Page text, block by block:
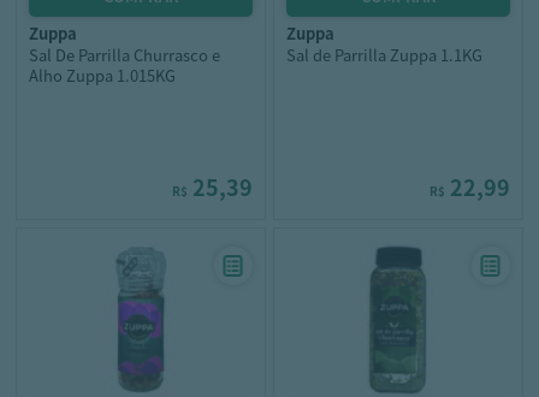
zuppa
Sal De Parrilla Churrasco e
Alho Zuppa 1.015KG
R$ 25,39
zuppa
Sal de Parrilla Zuppa 1.1KG
R$ 22,99